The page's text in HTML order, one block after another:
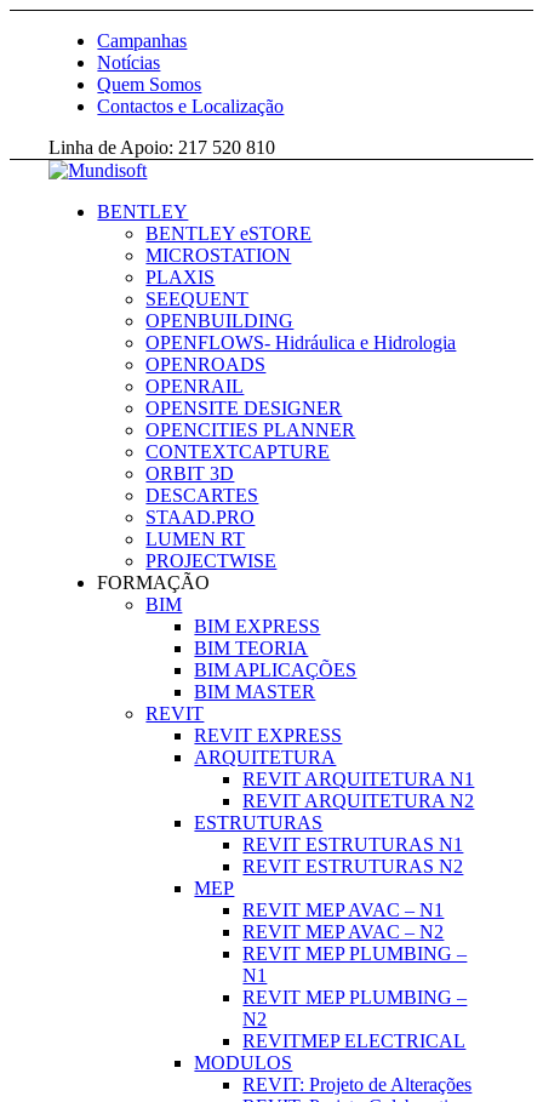
Campanhas
Notícias
Quem Somos
Contactos e Localização
Linha de Apoio: 217 520 810
BENTLEY
BENTLEY eSTORE
MICROSTATION
PLAXIS
SEEQUENT
OPENBUILDING
OPENFLOWS- Hidráulica e Hidrologia
OPENROADS
OPENRAIL
OPENSITE DESIGNER
OPENCITIES PLANNER
CONTEXTCAPTURE
ORBIT 3D
DESCARTES
STAAD.PRO
LUMEN RT
PROJECTWISE
FORMAÇÃO
BIM
BIM EXPRESS
BIM TEORIA
BIM APLICAÇÕES
BIM MASTER
REVIT
REVIT EXPRESS
ARQUITETURA
REVIT ARQUITETURA N1
REVIT ARQUITETURA N2
ESTRUTURAS
REVIT ESTRUTURAS N1
REVIT ESTRUTURAS N2
MEP
REVIT MEP AVAC – N1
REVIT MEP AVAC – N2
REVIT MEP PLUMBING –
N1
REVIT MEP PLUMBING –
N2
REVITMEP ELECTRICAL
MODULOS
REVIT: Projeto de Alterações